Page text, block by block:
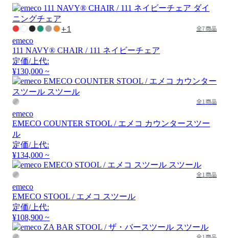
+1 全7商品
emeco
111 NAVY® CHAIR / 111 ネイビーチェア
定価/上代:
¥130,000 ~
全1商品
emeco
EMECO COUNTER STOOL / エメコ カウンタースツー
ル
定価/上代:
¥134,000 ~
全1商品
emeco
EMECO STOOL / エメコ スツール
定価/上代:
¥108,900 ~